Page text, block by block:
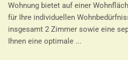
Wohnung bietet auf einer
für Ihre individuellen
insgesamt 2 Zimmer sowie eine
Ihnen eine optimale ...